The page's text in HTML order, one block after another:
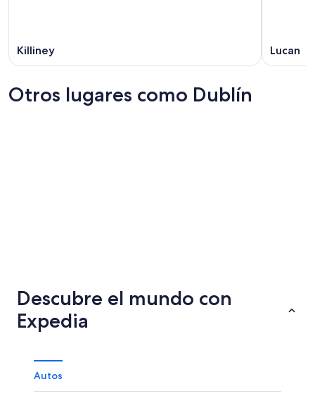
Killiney Lucan
Otros lugares como Dublín
Descubre el mundo con
Expedia
Autos